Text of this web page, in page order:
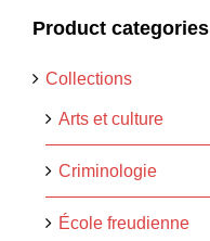
Product categories
Collections
Arts et culture
Criminologie
École freudienne